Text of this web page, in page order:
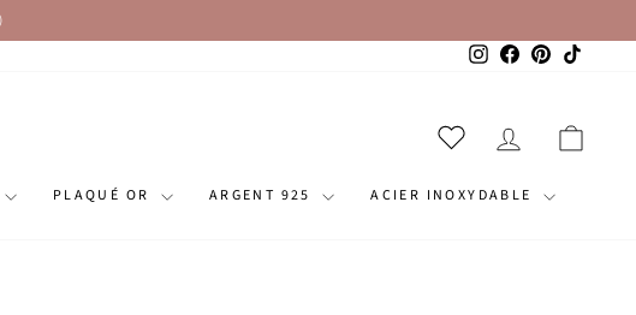
InstagramFacebook
Pinterest
SE
PLAQUÉ OR ARGENT 925 ACIER INOXYDABLE